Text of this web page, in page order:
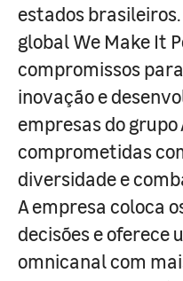
estados
global We Make It
compromissos
inovação e
empresas do grupo
comprometidas
diversidade e
A empresa coloca
decisões e oferece
omnicanal com